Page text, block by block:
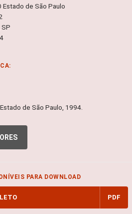
Estado de São Paulo
SP
de São Paulo, 1994.
PARA DOWNLOAD
PDF